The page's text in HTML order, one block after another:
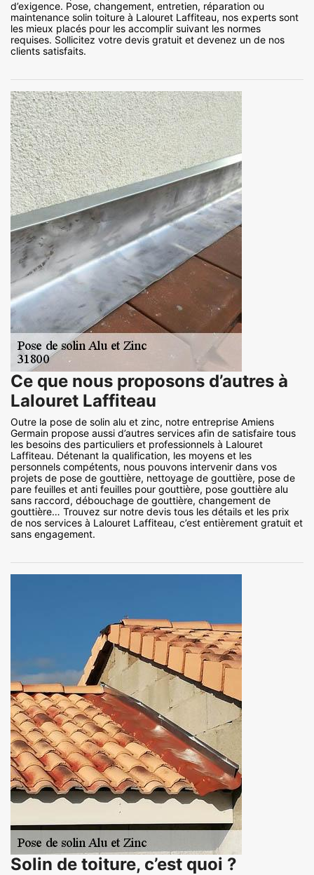
d’exigence. Pose, changement, entretien, réparation ou
maintenance solin toiture à Lalouret Laffiteau, nos experts sont
les mieux placés pour les accomplir suivant les normes
requises. Sollicitez votre devis gratuit et devenez un de nos
clients satisfaits.
Ce que nous proposons d’autres à
Lalouret Laffiteau
Outre la pose de solin alu et zinc, notre entreprise Amiens
Germain propose aussi d’autres services afin de satisfaire tous
les besoins des particuliers et professionnels à Lalouret
Laffiteau. Détenant la qualification, les moyens et les
personnels compétents, nous pouvons intervenir dans vos
projets de pose de gouttière, nettoyage de gouttière, pose de
pare feuilles et anti feuilles pour gouttière, pose gouttière alu
sans raccord, débouchage de gouttière, changement de
gouttière… Trouvez sur notre devis tous les détails et les prix
de nos services à Lalouret Laffiteau, c’est entièrement gratuit et
sans engagement.
Solin de toiture, c’est quoi ?